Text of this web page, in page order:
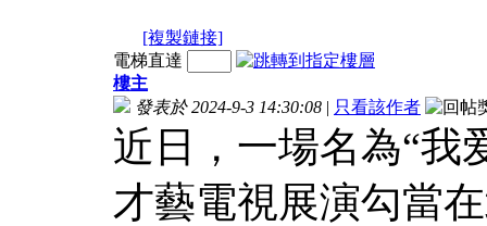
[複製鏈接]
電梯直達
樓主
發表於 2024-9-3 14:30:08 | 只看該作者
近日，一場名為“我
才藝電視展演勾當